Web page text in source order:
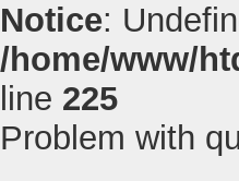
Notice:
/home/www/
line 225
Problem with